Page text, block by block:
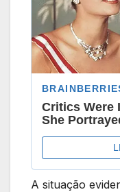
A situação